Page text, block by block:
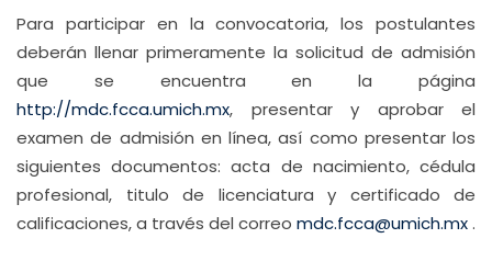
Para participar en la convocatoria, los postulantes
deberán llenar primeramente la solicitud de admisión
que se encuentra en la página
http://mdc.fcca.umich.mx, presentar y aprobar el
examen de admisión en línea, así como presentar los
siguientes documentos: acta de nacimiento, cédula
profesional, titulo de licenciatura y certificado de
calificaciones, a través del correo mdc.fcca@umich.mx.